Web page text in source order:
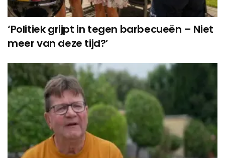
‘Politiek grijpt in tegen barbecueën – Niet
meer van deze tijd?’